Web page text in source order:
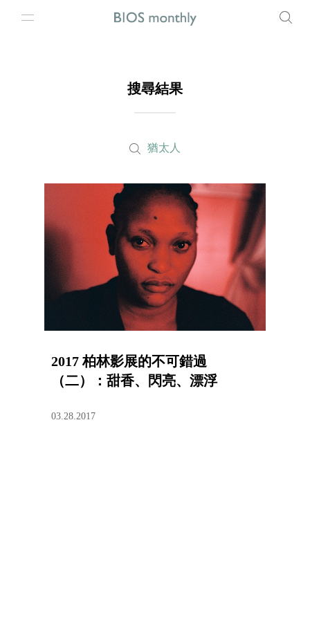
搜尋結果
猶太人
2017 柏林影展的不可錯過
（二）：甜香、閃亮、漂浮
03.28.2017